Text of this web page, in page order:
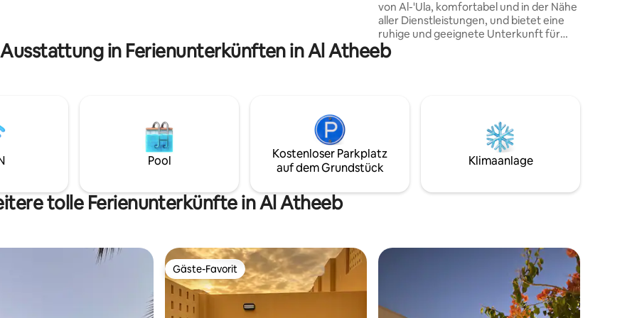
von Al-'Ula, komfortabel und in der Nähe
aller Dienstleistungen, und bietet eine
ruhige und geeignete Unterkunft für
Besucher, die eine zentrale Lage und
praktische Unterkunft suchen
in Ferienunterkünften in Al Atheeb
Pool
Kostenloser Parkplatz
auf dem Grundstück
Klimaanlage
tolle Ferienunterkünfte in Al Atheeb
Gäste-Favorit
Gäste-Favorit